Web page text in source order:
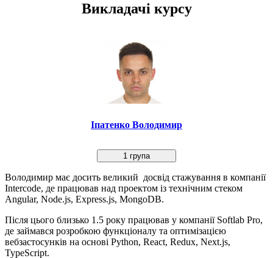
Викладачi курсу
Іпатенко Володимир
1 група
Володимир має досить великий досвід стажування в компанії
Intercode, де працював над проектом із технічним стеком
Angular, Node.js, Express.js, MongoDB.
Після цього близько 1.5 року працював у компанії Softlab Pro,
де займався розробкою функціоналу та оптимізацією
вебзастосунків на основі Python, React, Redux, Next.js,
TypeScript.